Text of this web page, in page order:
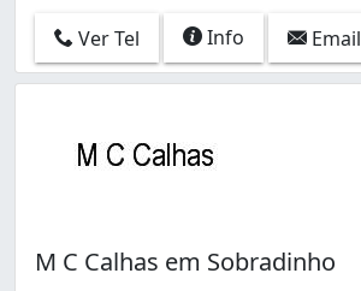
Ver Tel Info Email
M C Calhas em Sobradinho